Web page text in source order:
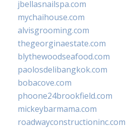
jbellasnailspa.com
mychaihouse.com
alvisgrooming.com
thegeorginaestate.com
blythewoodseafood.com
paolosdelibangkok.com
bobacove.com
phoone24brookfield.com
mickeybarmama.com
roadwayconstructioninc.com